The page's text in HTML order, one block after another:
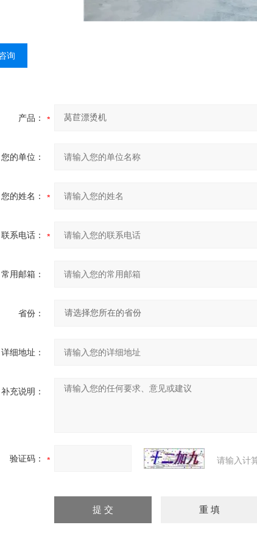
询
产品：
您的单位：
您的姓名：
联系电话：
常用邮箱：
省份：
详细地址：
补充说明：
验证码： 请输入计